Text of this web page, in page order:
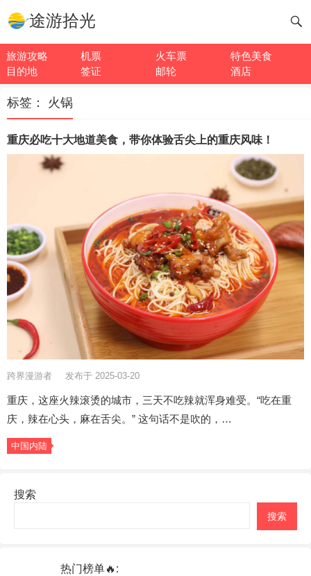
途游拾光
旅游攻略 机票 火车票
特色美食
目的地
签证 邮轮 酒店
标签： 火锅
重庆必吃十大地道美食，带你体验舌尖上的重庆风味！
跨界漫游者 发布于 2025-03-20
重庆，这座火辣滚烫的城市，三天不吃辣就浑身难受。“吃在重
庆，辣在心头，麻在舌尖。” 这句话不是吹的，…
中国内陆
搜索
搜索
热门榜单🔥: